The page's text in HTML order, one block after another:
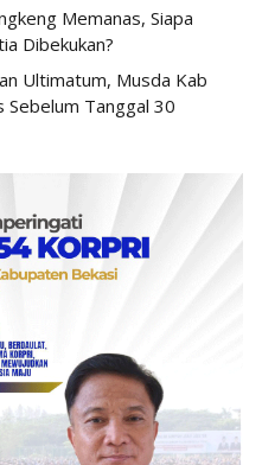
Memanas, Siapa
Dibekukan?
Ultimatum, Musda Kab
Sebelum Tanggal 30